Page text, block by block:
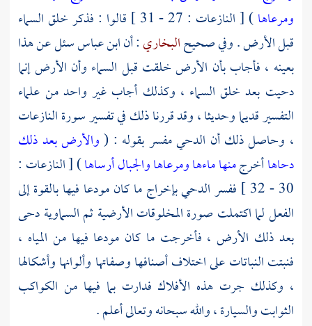
ومرعاها
) [ النازعات : 27 - 31 ] قالوا : فذكر خلق السماء
قبل الأرض . وفي صحيحالبخاري: أنابن عباسسئل عن هذا
بعينه ، فأجاب بأن الأرض خلقت قبل السماء وأن الأرض إنما
دحيت بعد خلق السماء ، وكذلك أجاب غير واحد من علماء
التفسير قديما وحديثا ، وقد قررنا ذلك في تفسير سورة النازعات
، وحاصل ذلك أن الدحي مفسر بقوله : (والأرض بعد ذلك
دحاهاأخرجمنها ماءها ومرعاهاوالجبال أرساها) [ النازعات :
30 - 32 ] ففسر الدحي بإخراج ما كان مودعا فيها بالقوة إلى
الفعل لما اكتملت صورة المخلوقات الأرضية ثم السماوية دحى
بعد ذلك الأرض ، فأخرجت ما كان مودعا فيها من المياه ،
فنبتت النباتات على اختلاف أصنافها وصفاتها وألوانها وأشكالها
، وكذلك جرت هذه الأفلاك فدارت بما فيها من الكواكب
الثوابت والسيارة ، والله سبحانه وتعالى أعلم .